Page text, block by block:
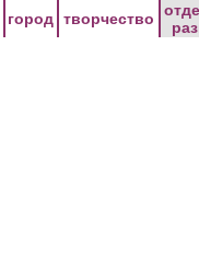
город творчество